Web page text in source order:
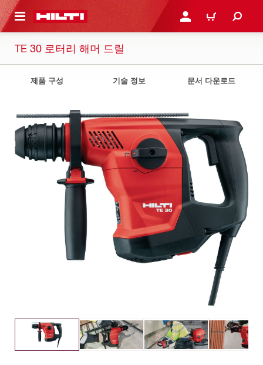
으로 건너뛰기 로그인 또는 회원가입
장바구니
TE 30 로터리 해머 드릴
제품 구성 기술 정보 문서 다운로드